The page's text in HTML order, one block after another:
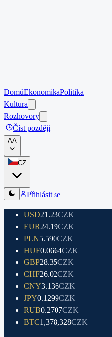
DomůEkonomikaPolitika
Kultura
Rozhovory
Číst později
AA
CZ
Přihlásit se
USD21.23CZK
EUR24.19CZK
PLN5.590CZK
HUF0.0664CZK
GBP28.35CZK
CHF26.02CZK
CNY3.136CZK
JPY0.1299CZK
RUB0.2707CZK
BTC1,378,328CZK